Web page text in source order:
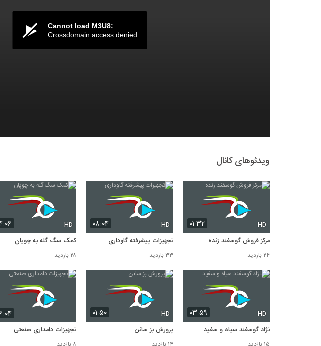
Cannot load M3U8:
Crossdomain access denied
ویدئوهای کانال
۰۱:۳۲ HD
مرکز فروش گوسفند زنده
۲۴ بازدید
۰۸:۰۴ HD
تجهیزات پیشرفته گاوداری
۳۳ بازدید
HD
کمک سگ گله به چوپان
۲۸ بازدید
۰۳:۵۹ HD
نژاد گوسفند سیاه و سفید
۰۱:۵۰ HD
پرورش بز سانن تجهیزات دامداری صنعتی